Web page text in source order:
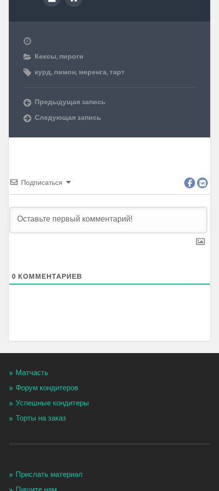
Кексы, пироги
курд,лимон, меренга,тарт
Предыдущая запись
Следующая запись
Подписаться
0 КОММЕНТАРИЕВ
Матчасть
Форум кондитеров
Успешные кондитеры
Торты на заказ
Прислать материал